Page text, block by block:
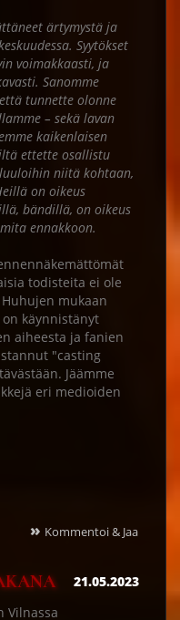
ärtymystä ja
Syytökset
voimakkaasti, ja
Sanomme
tunnette olonne
– sekä lavan
kaikenlaisen
ettette osallistu
niitä kohtaan,
on oikeus
bändillä, on oikeus
ennakkoon.
todisteita ei ole
mukaan
käynnistänyt
aiheesta ja fanien
"casting
Jäämme
eri medioiden
» Kommentoi & Jaa
21.05.2023
Vilnassa